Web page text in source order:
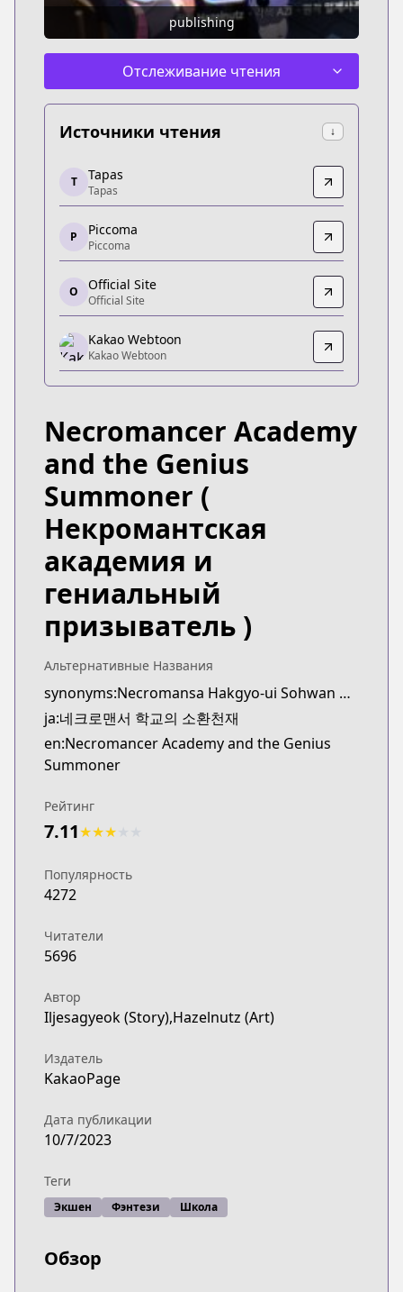
publishing
Отслеживание чтения
Источники чтения ↓
Tapas
Tapas
https://tapas.io/series/necromancer-academy-
Piccoma
Piccoma
https://jp.piccoma.com/web/product/149372
Official Site
Official Site
http://necromancer-academy.com/
Kakao Webtoon
Kakao Webtoon
Kakao Webtoon
Kakao Webtoon
https://webtoon.kakao.com/content/네크로맨서-
KakaoPage
KakaoPage
https://page.kakao.com/content/62727430
T Tapas
Tapas
P Piccoma
Piccoma
O Official Site
Official Site
Kakao Webtoon
Kakao Webtoon
Necromancer Academy
and the Genius
Summoner (
Некромантская
академия и
гениальный
призыватель )
Альтернативные Названия
synonyms:Necromansa Hakgyo-ui Sohwan Cheonjae
ja:네크로맨서 학교의 소환천재
en:Necromancer Academy and the Genius
Summoner
Рейтинг
7.11★★★
Популярность
4272
Читатели
5696
Автор
Iljesagyeok (Story),Hazelnutz (Art)
Издатель
KakaoPage
Дата публикации
10/7/2023
Теги
Экшен Фэнтези Школа
Обзор